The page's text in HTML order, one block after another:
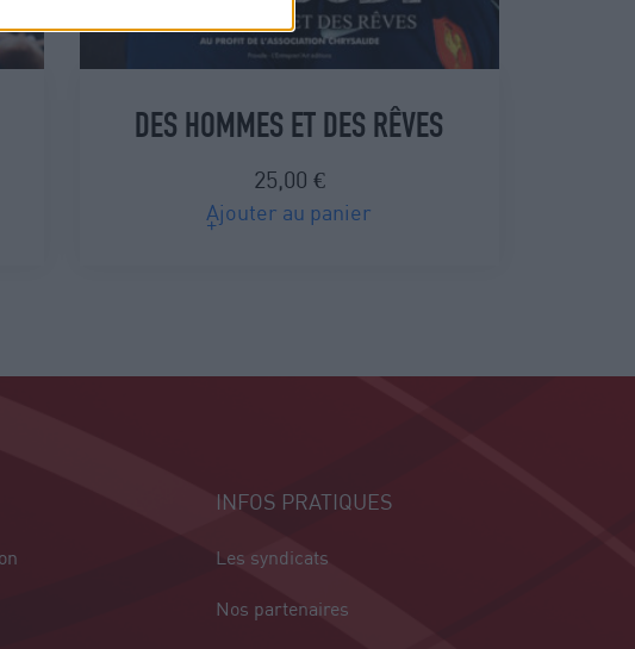
DES HOMMES ET DES RÊVES
25,00 €
Ajouter au panier
INFOS PRATIQUES
Les syndicats
Nos partenaires